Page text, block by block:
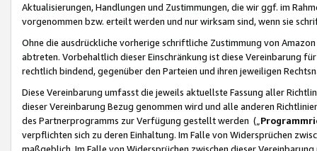
Aktualisierungen, Handlungen und Zustimmungen, die wir ggf. im
vorgenommen bzw. erteilt werden und nur wirksam sind, wenn sie
Ohne die ausdrückliche vorherige schriftliche Zustimmung von
abtreten. Vorbehaltlich dieser Einschränkung ist diese Vereinbarung
rechtlich bindend, gegenüber den Parteien und ihren jeweiligen
Diese Vereinbarung umfasst die jeweils aktuellste Fassung aller
dieser Vereinbarung Bezug genommen wird und alle anderen
des Partnerprogramms zur Verfügung gestellt werden („
verpflichten sich zu deren Einhaltung. Im Falle von Widersprüchen